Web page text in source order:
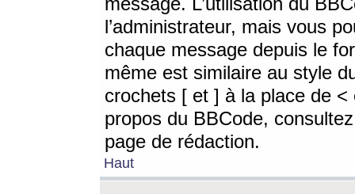
l’administrateur, mais vous
chaque message depuis le
même est similaire au style
crochets [ et ] à la place de <
propos du BBCode,
page de rédaction.
Haut